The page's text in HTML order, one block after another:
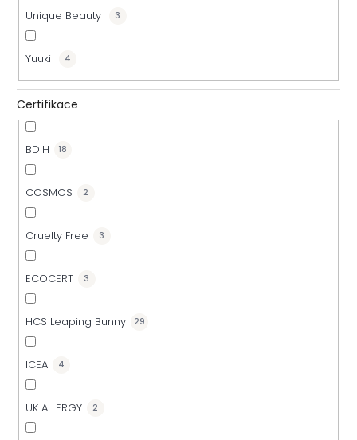
Unique Beauty 3
Yuuki 4
Certifikace
BDIH 18
COSMOS 2
Cruelty Free 3
ECOCERT 3
HCS Leaping Bunny 29
ICEA 4
UK ALLERGY 2